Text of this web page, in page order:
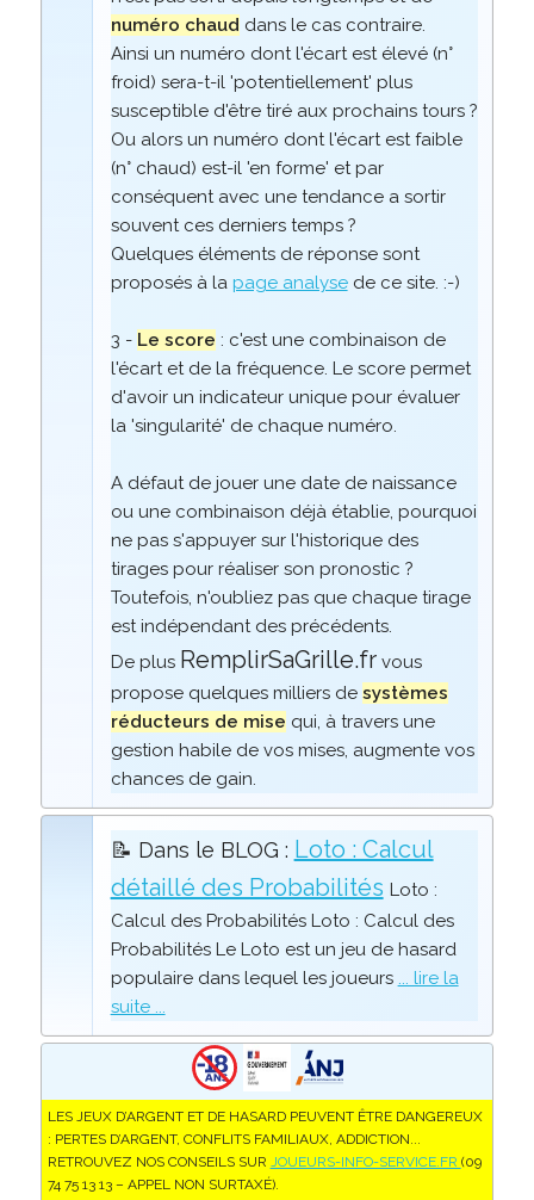
numéro chaud dans le cas contraire.
Ainsi un numéro dont l'écart est élevé (n°
froid) sera-t-il 'potentiellement' plus
susceptible d'être tiré aux prochains tours ?
Ou alors un numéro dont l'écart est faible
(n° chaud) est-il 'en forme' et par
conséquent avec une tendance a sortir
souvent ces derniers temps ?
Quelques éléments de réponse sont
proposés à la page analysede ce site. :-)
3 - Le score : c'est une combinaison de
l'écart et de la fréquence. Le score permet
d'avoir un indicateur unique pour évaluer
la 'singularité' de chaque numéro.
A défaut de jouer une date de naissance
ou une combinaison déjà établie, pourquoi
ne pas s'appuyer sur l'historique des
tirages pour réaliser son pronostic ?
Toutefois, n'oubliez pas que chaque tirage
est indépendant des précédents.
De plus RemplirSaGrille.frvous
propose quelques milliers de systèmes
réducteurs de mise qui, à travers une
gestion habile de vos mises, augmente vos
chances de gain.
📝 Dans le BLOG : Loto : Calcul
détaillé des Probabilités Loto :
Calcul des Probabilités Loto : Calcul des
Probabilités Le Loto est un jeu de hasard
populaire dans lequel les joueurs ... lire la
suite ...
LES JEUX D’ARGENT ET DE HASARD PEUVENT ÊTRE DANGEREUX
: PERTES D’ARGENT, CONFLITS FAMILIAUX, ADDICTION...
RETROUVEZ NOS CONSEILS SUR JOUEURS-INFO-SERVICE.FR (09
74 75 13 13 – APPEL NON SURTAXÉ).